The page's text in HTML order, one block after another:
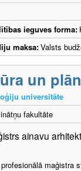
ieguves forma:
maksa:Valsts
un
universitāte
fakultāte
ainavu
maģistra